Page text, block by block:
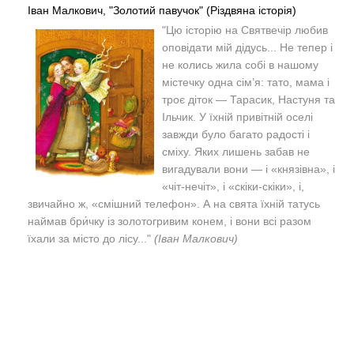
Іван Малкович, "Золотий павучок" (Різдвяна історія)
"Цю історію на Святвечір любив
оповідати мій дідусь... Не тепер і
не колись жила собі в нашому
містечку одна сім’я: тато, мама і
троє діток — Тарасик, Настуня та
Ільчик. У їхній привітній оселі
завжди було багато радості і
сміху. Яких лишень забав не
вигадували вони — і «князівна», і
«чіт-нечіт», і «скіки-скіки», і,
звичайно ж, «смішний телефон». А на свята їхній татусь
наймав бри́чку із золотогривим конем, і вони всі разом
їхали за місто до лісу..." (Іван Малкович)